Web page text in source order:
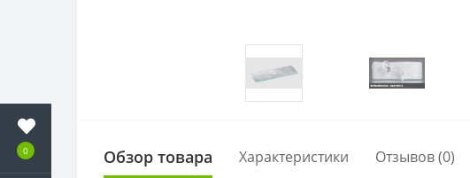
0 Обзор товара Характеристики Отзывов (0)